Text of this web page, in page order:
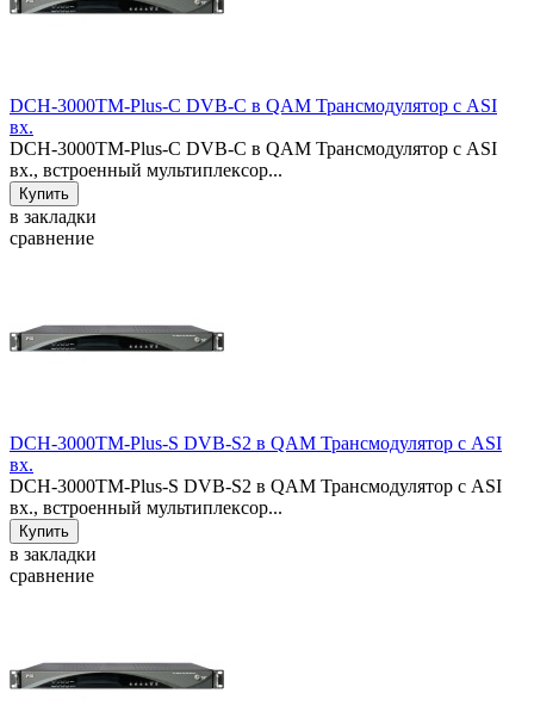
DCH-3000TM-Plus-C DVB-C в QAM Трансмодулятор с ASI
вх.
DCH-3000TM-Plus-C DVB-C в QAM Трансмодулятор с ASI
вх., встроенный мультиплексор...
в закладки
сравнение
DCH-3000TM-Plus-S DVB-S2 в QAM Трансмодулятор с ASI
вх.
DCH-3000TM-Plus-S DVB-S2 в QAM Трансмодулятор с ASI
вх., встроенный мультиплексор...
в закладки
сравнение